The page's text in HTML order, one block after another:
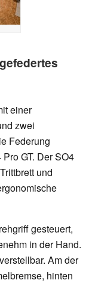
einer
zwei
Federung
GT. Der SO4
und
gesteuert,
in der Hand.
Am der
hinten